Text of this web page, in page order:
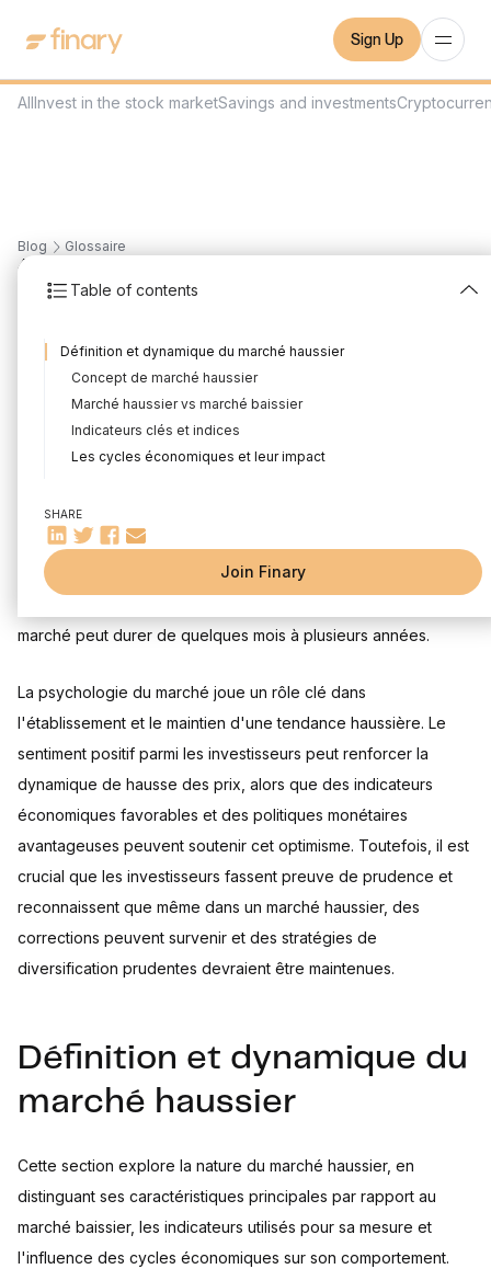
Sign Up
Blog Glossaire
Table of contents
Définition et dynamique du marché haussier
Concept de marché haussier
Marché haussier vs marché baissier
Indicateurs clés et indices
Les cycles économiques et leur impact
Analyse des actions et sélection de portefeuille
Gestion des risques et diversification
Investissement à long terme vs spéculation à court terme
L'importance des liquidités et l'effet de levier
SHARE
Join Finary
4
Written byMounir Laggoune Edited byMounir Laggoune
Dans un contexte de marché haussier, les investisseurs sont
alimentant ainsi la demande. Il est généralement admis que
pour qu'un marché puisse être qualifié de haussier, il faut
observer une augmentation de 20% ou plus suite à un déclin
marché peut durer de quelques mois à plusieurs années.
La psychologie du marché joue un rôle clé dans
l'établissement et le maintien d'une tendance haussière. Le
sentiment positif parmi les investisseurs peut renforcer la
dynamique de hausse des prix, alors que des indicateurs
économiques favorables et des politiques monétaires
avantageuses peuvent soutenir cet optimisme. Toutefois, il est
crucial que les investisseurs fassent preuve de prudence et
reconnaissent que même dans un marché haussier, des
corrections peuvent survenir et des stratégies de
diversification prudentes devraient être maintenues.
Définition et dynamique du
marché haussier
Cette section explore la nature du marché haussier, en
distinguant ses caractéristiques principales par rapport au
marché baissier, les indicateurs utilisés pour sa mesure et
l'influence des cycles économiques sur son comportement.
AllInvest in the stock marketSavings and investments